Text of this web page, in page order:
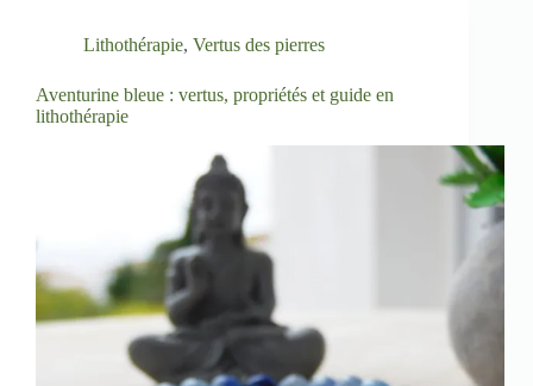
Lithothérapie, Vertus des pierres
Aventurine bleue : vertus, propriétés et guide en
lithothérapie